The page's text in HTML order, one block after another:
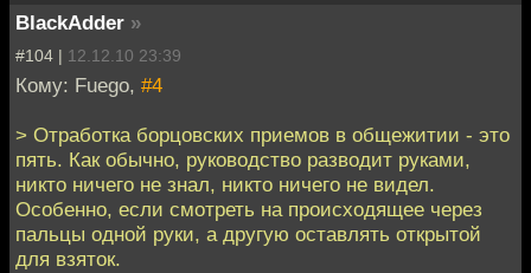
BlackAdder »
#104 | 12.12.10 23:39
Кому: Fuego, #4
> Отработка борцовских приемов в общежитии - это
пять. Как обычно, руководство разводит руками,
никто ничего не знал, никто ничего не видел.
Особенно, если смотреть на происходящее через
пальцы одной руки, а другую оставлять открытой
для взяток.